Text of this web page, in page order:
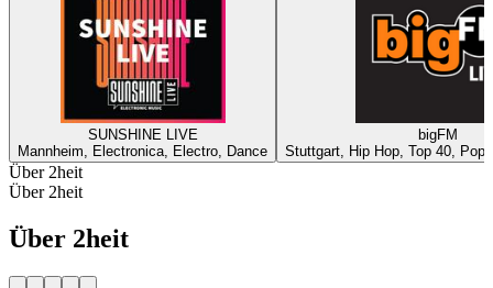
SUNSHINE LIVE
Mannheim, Electronica, Electro, Dance
bigFM
Stuttgart, Hip Hop, Top 40,
Über 2heit
Über 2heit
Über 2heit